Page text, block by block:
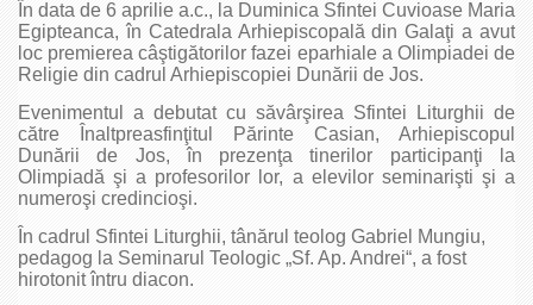
În data de 6 aprilie a.c., la Duminica Sfintei Cuvioase Maria
Egipteanca, în Catedrala Arhiepiscopală din Galaţi a avut
loc premierea câştigătorilor fazei eparhiale a Olimpiadei de
Religie din cadrul Arhiepiscopiei Dunării de Jos.
Evenimentul a debutat cu săvârşirea Sfintei Liturghii de
către Înaltpreasfinţitul Părinte Casian, Arhiepiscopul
Dunării de Jos, în prezenţa tinerilor participanţi la
Olimpiadă şi a profesorilor lor, a elevilor seminarişti şi a
numeroşi credincioşi.
În cadrul Sfintei Liturghii, tânărul teolog Gabriel Mungiu,
pedagog la Seminarul Teologic „Sf. Ap. Andrei“, a fost
hirotonit întru diacon.